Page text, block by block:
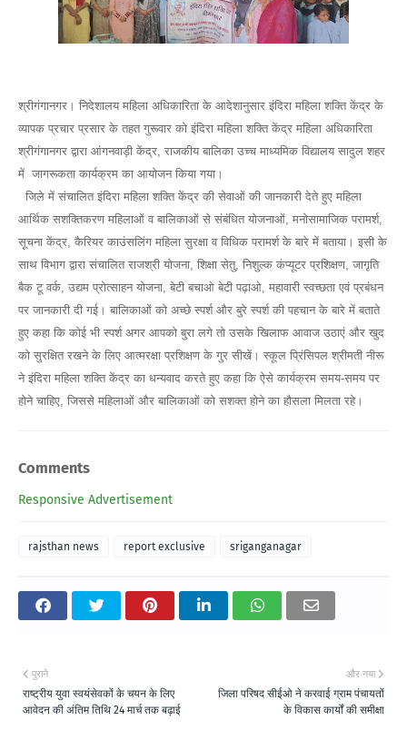
श्रीगंगानगर। निदेशालय महिला अधिकारिता के आदेशानुसार इंदिरा महिला शक्ति केंद्र के
व्यापक प्रचार प्रसार के तहत गुरूवार को इंदिरा महिला शक्ति केंद्र महिला अधिकारिता
श्रीगंगानगर द्वारा आंगनवाड़ी केंद्र, राजकीय बालिका उच्च माध्यमिक विद्यालय सादुल शहर
में जागरूकता कार्यक्रम का आयोजन किया गया।
जिले में संचालित इंदिरा महिला शक्ति केंद्र की सेवाओं की जानकारी देते हुए महिला
आर्थिक सशक्तिकरण महिलाओं व बालिकाओं से संबंधित योजनाओं, मनोसामाजिक परामर्श,
सूचना केंद्र, कैरियर काउंसलिंग महिला सुरक्षा व विधिक परामर्श के बारे में बताया। इसी के
साथ विभाग द्वारा संचालित राजश्री योजना, शिक्षा सेतु, निशुल्क कंप्यूटर प्रशिक्षण, जागृति
बैक टू वर्क, उद्यम प्रोत्साहन योजना, बेटी बचाओ बेटी पढ़ाओ, महावारी स्वच्छता एवं प्रबंधन
पर जानकारी दी गई। बालिकाओं को अच्छे स्पर्श और बुरे स्पर्श की पहचान के बारे में बताते
हुए कहा कि कोई भी स्पर्श अगर आपको बुरा लगे तो उसके खिलाफ आवाज उठाएं और खुद
को सुरक्षित रखने के लिए आत्मरक्षा प्रशिक्षण के गुर सीखें। स्कूल प्रिंसिपल श्रीमती नीरू
ने इंदिरा महिला शक्ति केंद्र का धन्यवाद करते हुए कहा कि ऐसे कार्यक्रम समय-समय पर
होने चाहिए, जिससे महिलाओं और बालिकाओं को सशक्त होने का हौसला मिलता रहे।
Comments
Responsive Advertisement
rajsthan news report exclusive sriganganagar
और नया
जिला परिषद सीईओ ने करवाई ग्राम पंचायतों
के विकास कार्यों की समीक्षा
पुराने
राष्ट्रीय युवा स्वयंसेवकों के चयन के लिए
आवेदन की अंतिम तिथि 24 मार्च तक बढ़ाई